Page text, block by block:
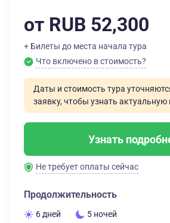
от RUB 52,300
+ Билеты до места начала тура
Что включено в стоимость?
Даты и стоимость тура
заявку, чтобы узнать
Узнать
Не требует оплаты сейчас
Продолжительность
6 дней 5 ночей